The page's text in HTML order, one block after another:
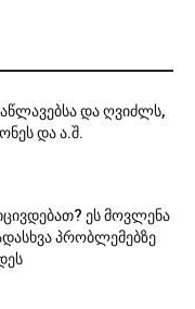
და ღვიძლს,
და ა.შ.
ეს მოვლენა
პრობლემებზე